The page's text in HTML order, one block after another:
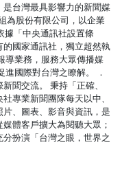
台灣最具影響力的新聞媒
為股份有限公司，以企業
據「中央通訊社設置條
國家通訊社，獨立超然執
導業務，服務大眾傳播媒
國際對台灣之瞭解。 ．
聞交流。 秉持「正確、
專業新聞團隊每天以中、
、圖表、影音與資訊，是
體客戶擴大為閱聽大眾；
扮演「台灣之眼，世界之